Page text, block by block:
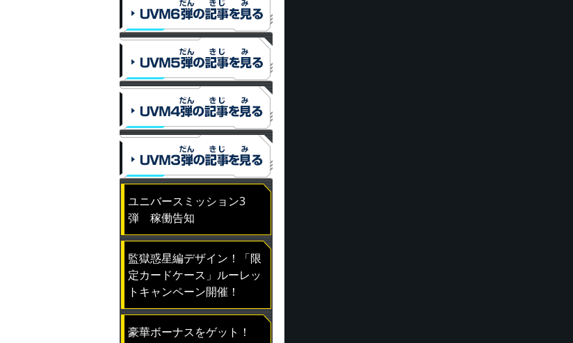
ユニバースミッション3
弾 稼働告知
監獄惑星編デザイン！「限
定カードケース」ルーレッ
トキャンペーン開催！
豪華ボーナスをゲット！